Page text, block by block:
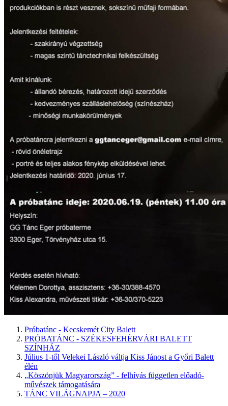
Próbatánc - Kecskemét City Balett
PRÓBATÁNC - SZÉKESFEHÉRVÁRI BALETT
SZÍNHÁZ
Július 1-től Velekei László váltja Kiss Jánost a Győri Balett
élén
„Köszönjük Magyarország” - felhívás független előadó-
művészek támogatására
TÁNC VILÁGNAPJA – 2020